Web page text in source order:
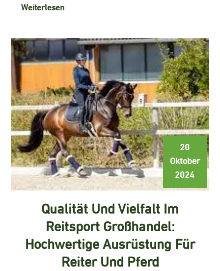
Weiterlesen
20
Oktober
2024
Qualität Und Vielfalt Im
Reitsport Großhandel:
Hochwertige Ausrüstung Für
Reiter Und Pferd